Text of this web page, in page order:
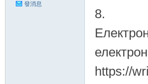
發消息
8.
https://